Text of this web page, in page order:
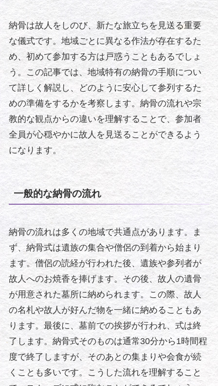
納骨は故人をしのび、新たな旅立ちを見送る重要
な儀式です。地域ごとに異なる作法が存在するた
め、初めて参加する方は戸惑うこともあるでしょ
う。この記事では、地域特有の納骨の手順につい
て詳しく解説し、どのように安心して参列するた
めの準備をするかを考察します。納骨の流れや宗
教的な観点からの違いを理解することで、参加者
全員が心穏やかに故人を見送ることができるよう
になります。
一般的な納骨の流れ
納骨の流れは多くの地域で共通点があります。ま
ず、納骨式は遺族の集合や僧侶の到着から始まり
ます。僧侶の読経が行われた後、遺族や参列者が
故人へのお焼香を捧げます。その後、故人の遺骨
が用意された墓所に納められます。この際、故人
の名札や故人が好んだ物を一緒に納めることもあ
ります。最後に、墓前での挨拶が行われ、式は終
了します。納骨式そのものは通常30分から1時間程
度で終了しますが、そのあとの集まりや会食が続
くことも多いです。こうした流れを理解すること